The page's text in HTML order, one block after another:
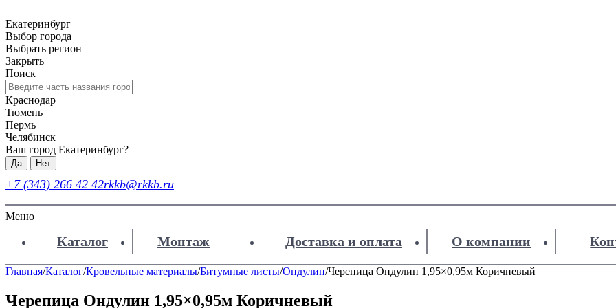
Екатеринбург
Выбор города
Выбрать регион
Закрыть
Поиск
Краснодар
Тюмень
Пермь
Челябинск
Ваш город Екатеринбург?
Да Нет
+7 (343) 266 42 42rkkb@rkkb.ru
Меню
Каталог Монтаж Доставка и оплата О компании
Главная/Каталог/Кровельные материалы/Битумные листы/Ондулин/Черепица Ондулин 1,95×0,95м Коричневый
Черепица Ондулин 1,95×0,95м Коричневый